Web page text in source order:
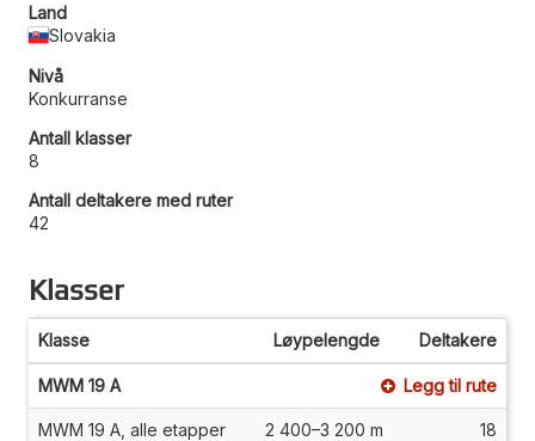
Land
Slovakia
Nivå
Konkurranse
Antall klasser
8
Antall deltakere med ruter
42
Klasser
Klasse Løypelengde Deltakere
MWM 19 A Legg til rute
MWM 19 A, alle etapper 2 400–3 200 m 18